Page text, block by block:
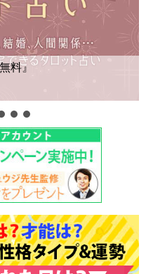
料』